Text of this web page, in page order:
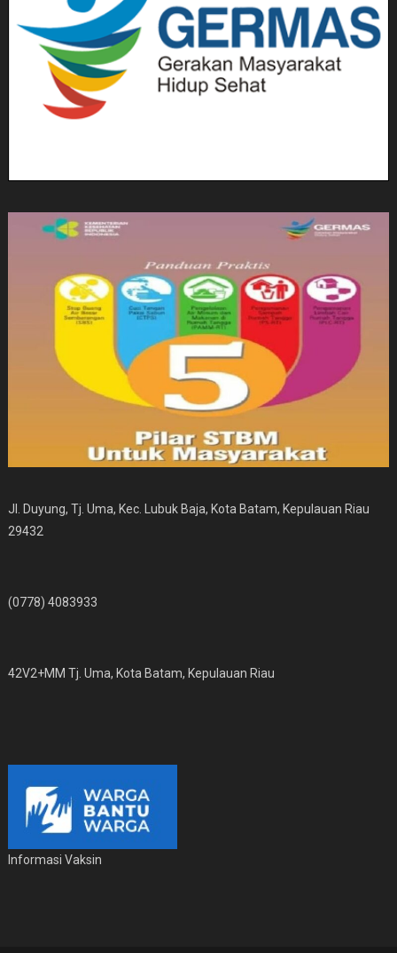
Jl. Duyung, Tj. Uma, Kec. Lubuk Baja, Kota Batam, Kepulauan Riau
29432
(0778) 4083933
42V2+MM Tj. Uma, Kota Batam, Kepulauan Riau
Informasi Vaksin